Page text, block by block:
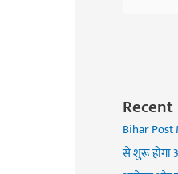
Bihar Post
से शुरू होगा